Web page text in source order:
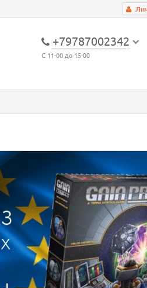
+79787002342
С 11-00 до 15-00